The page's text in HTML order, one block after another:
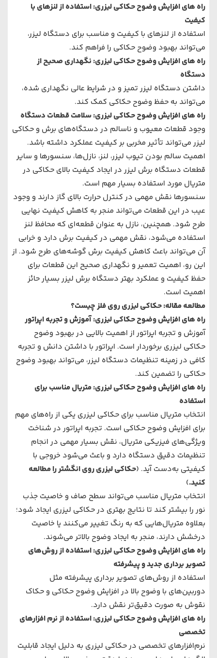
راه های افزایش وضوح حکاکی لیزری: استفاده از لنزهای با
کیفیت
استفاده از لنزهای با کیفیت و مناسب برای دستگاه لیزر،
می‌تواند بهبود وضوح حکاکی را فراهم کند.
راه های افزایش وضوح حکاکی لیزری: نگهداری صحیح از
دستگاه
داشتن دستگاه لیزر تمیز و در شرایط عالی نگهداری شده،
می‌تواند به حفظ وضوح حکاکی کمک کند.
راه های افزایش وضوح حکاکی لیزری: سلامت قطعات دستگاه
وجود قطعات معیوب و ناسالم در دستگاه‌های برش و حکاکی
لیزر می‌تواند تأثیر مخربی بر کیفیت عملکرد داشته باشد.
اهمیت سالم بودن تیوب لیزر، لنز، نازل‌ها، سنسورها و سایر
قطعات دستگاه برش لیزر در ایجاد کیفیت بالای حکاکی در
متریال مورد استفاده بسیار مهم است.
سنسورها نقش مهمی در کنترل حرارت بالای گاز دارند و وجود
عیب در این قطعات می‌تواند منجر به کاهش کیفیت نهایی
طرح شود. همچنین، نازل به عنوان قطعه‌ای که محافظ لنز
استفاده می‌شود، نقش مهمی در کیفیت برش دارد و خرابی
آن می‌تواند باعث کاهش کیفیت برش گوشه‌های طرح شود. از
این رو، اهمیت تعمیر و نگهداری صحیح این قطعات برای
حفظ کیفیت و عملکرد بهتر دستگاه برش لیزر بسیار حائز
اهمیت است.
مطالعه مقاله:حکاکی لیزری روی فلز چیست؟
راه های افزایش وضوح حکاکی لیزری: آموزش و تجربه اپراتور
آموزش و تجربه اپراتور از اهمیت بالایی در بهبود وضوح
حکاکی لیزری برخوردار است. اپراتور با داشتن دانش و تجربه
کافی در زمینه تنظیمات دستگاه لیزر، می‌تواند بهبود وضوح
حکاکی را تضمین کند.
راه های افزایش وضوح حکاکی لیزری: متریال مناسب برای
استفاده
انتخاب متریال مناسب برای حکاکی لیزری یکی از راه‌های مهم
برای افزایش وضوح حکاکی است. تجربه اپراتور در شناخت
ویژگی‌های فیزیکی متریال، نقش بسیار مهمی در انجام
تنظیمات دقیق دستگاه دارد و باعث می‌شود خروجی با
کیفیتی به‌دست آید. (حکاکی لیزری روی انگشتر را مطالعه
کنید.
)
انتخاب متریال مناسب می‌تواند سطح صاف و خاصیت جذب
نور را بیشتر کند تا نتایج بهتری در حکاکی لیزری ایجاد شود؛
بعلاوه متریال‌هایی که به رنگ تغییر می‌کنند یا خاصیت
درخشش دارند، منجر به ایجاد وضوح بالاتر می‌شوند.
راه های افزایش وضوح حکاکی لیزری: استفاده از روش‌های
تصویر برداری جدید و پیشرفته
استفاده از روش‌های تصویر برداری پیشرفته مثل
دوربین‌های با وضوح بالا در افزایش وضوح حکاکی و حکاک
نقوش به صورت دقیق‌تر نقش دارد.
راه های افزایش وضوح حکاکی لیزری: استفاده از نرم افزارهای
تخصصی
نرم‌افزارهای تخصصی در حکاکی لیزری به دلیل ایجاد قابلیت